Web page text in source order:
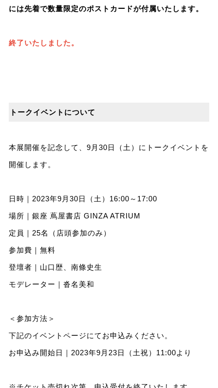
には先着で数量限定のポストカードが付属いたします。
終了いたしました。
トークイベントについて
本展開催を記念して、9月30日（土）にトークイベントを
開催します。
日時｜2023年9月30日（土）16:00～17:00
場所｜銀座 蔦屋書店 GINZA ATRIUM
定員｜25名（店頭参加のみ）
参加費｜無料
登壇者｜山口歴、南條史生
モデレーター｜沓名美和
＜参加方法＞
下記のイベントページにてお申込みください。
お申込み開始日｜2023年9月23日（土祝）11:00より